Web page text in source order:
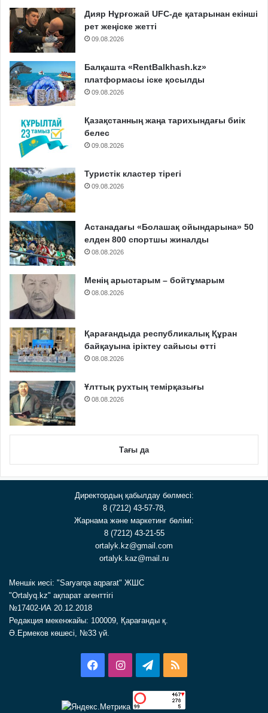
Дияр Нұрғожай UFC-де қатарынан екінші
рет жеңіске жетті
09.08.2026
Балқашта «RentBalkhash.kz»
платформасы іске қосылды
09.08.2026
Қазақстанның жаңа тарихындағы биік
белес
09.08.2026
Туристік кластер тірегі
09.08.2026
Астанадағы «Болашақ ойындарына» 50
елден 800 спортшы жиналды
08.08.2026
Менің арыстарым – бойтұмарым
08.08.2026
Қарағандыда республикалық Құран
байқауына іріктеу сайысы өтті
08.08.2026
Ұлттық рухтың темірқазығы
08.08.2026
Тағы да
Директордың қабылдау бөлмесі:
8 (7212) 43-57-78,
Жарнама және маркетинг бөлімі:
8 (7212) 43-21-55
ortalyk.kz@gmail.com
ortalyk.kaz@mail.ru
Меншік иесі: "Saryarqa aqparat" ЖШС
"Ortalyq.kz" ақпарат агенттігі
№17402-ИА 20.12.2018
Редакция мекенжайы: 100009, Қарағанды қ.
Ә.Ермеков көшесі, №33 үй.
FacebookInstagramTelegram